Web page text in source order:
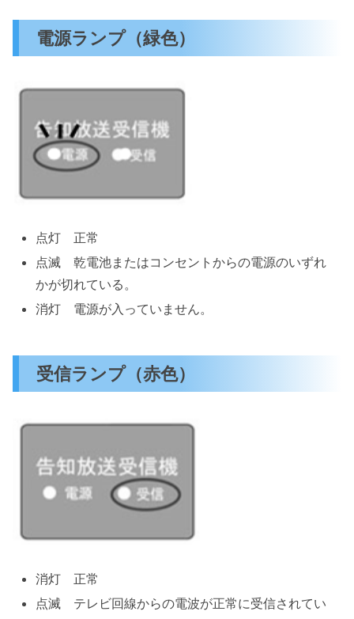
電源ランプ（緑色）
点灯 正常
点滅 乾電池またはコンセントからの電源のいずれ
かが切れている。
消灯 電源が入っていません。
受信ランプ（赤色）
消灯 正常
点滅 テレビ回線からの電波が正常に受信されてい